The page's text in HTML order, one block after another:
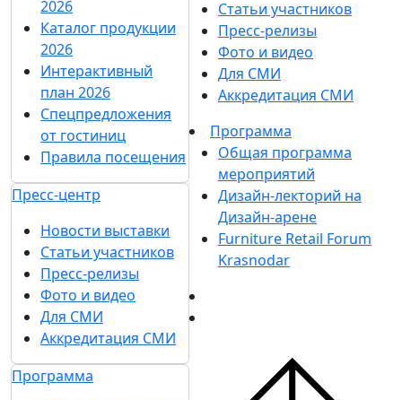
2026
Каталог продукции
2026
Интерактивный
план 2026
Спецпредложения
от гостиниц
Правила посещения
Пресс-центр
Новости выставки
Статьи участников
Пресс-релизы
Фото и видео
Для СМИ
Аккредитация СМИ
Программа
Статьи участников
Пресс-релизы
Фото и видео
Для СМИ
Аккредитация СМИ
Программа
Общая программа
мероприятий
Дизайн-лекторий на
Дизайн-арене
Furniture Retail Forum
Krasnodar